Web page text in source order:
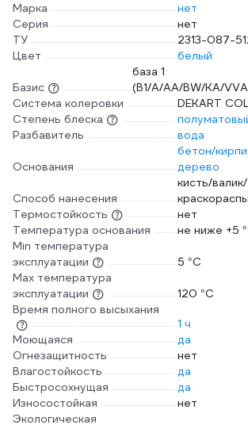
Марка
нет
Серия
нет
ТУ
2313-087-
Цвет
белый
Базис
база 1
(B1/A/AA/BW/KA/
Система колеровки
DEKART
Степень блеска
Разбавитель
вода
Основания
бетон/
дерево
Способ нанесения
кисть/валик/
Термостойкость
нет
Температура основания
не ниже +5
Min температура
эксплуатации
5 °С
Max температура
эксплуатации
120 °С
Время полного высыхания
1 ч
Моющаяся
да
Огнезащитность
нет
Влагостойкость
да
Быстросохнущая
да
Износостойкая
нет
Экологическая